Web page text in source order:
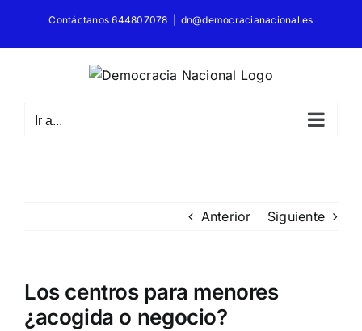
contenido
Contáctanos 644807078 dn@democracianacional.es
Ir a...
Anterior Siguiente
Los centros para menores
¿acogida o negocio?